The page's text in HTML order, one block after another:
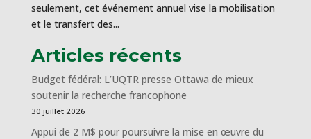
seulement, cet événement annuel vise la mobilisation
et le transfert des...
Articles récents
Budget fédéral: L’UQTR presse Ottawa de mieux
soutenir la recherche francophone
30 juillet 2026
Appui de 2 M$ pour poursuivre la mise en œuvre du